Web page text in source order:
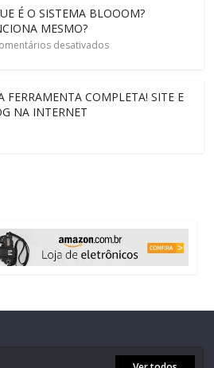
É O SISTEMA BLOOOM?
MESMO?
desativados
FERRAMENTA COMPLETA! SITE E
NA INTERNET